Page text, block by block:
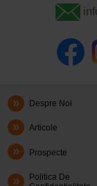
Despre Noi
Articole
Prospecte
Politica De